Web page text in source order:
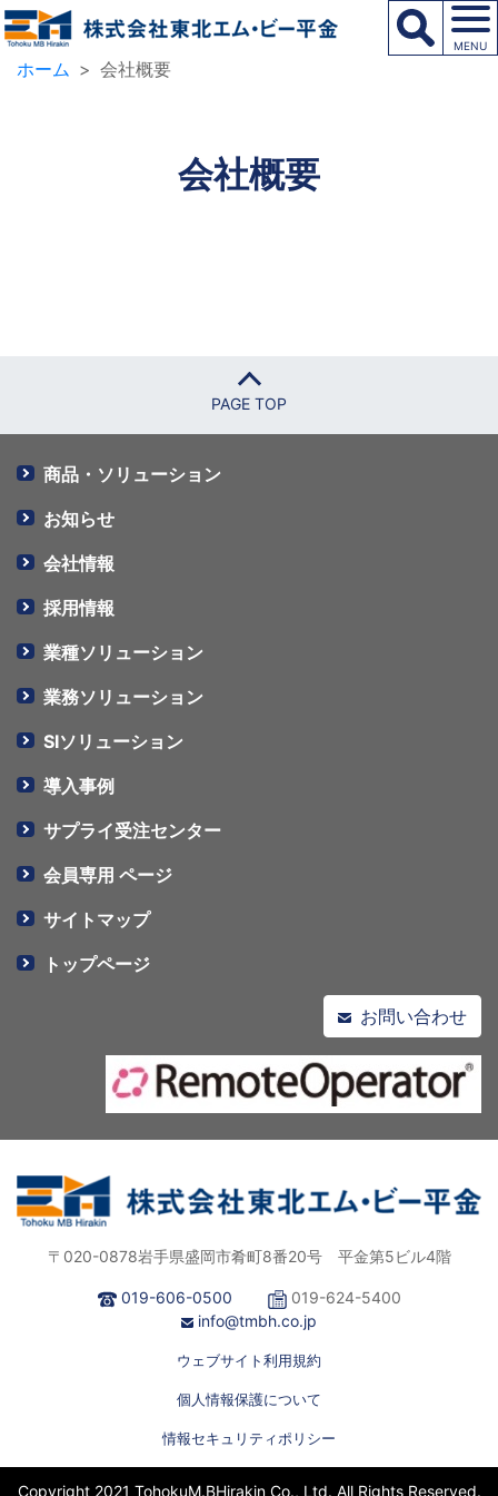
MENU
ホーム 会社概要
会社概要
PAGE TOP
商品・ソリューション
お知らせ
会社情報
採用情報
業種ソリューション
業務ソリューション
SIソリューション
導入事例
サプライ受注センター
会員専用 ページ
サイトマップ
トップページ
お問い合わせ
〒020-0878岩手県盛岡市肴町8番20号 平金第5ビル4階
019-606-0500
019-624-5400
info@tmbh.co.jp
ウェブサイト利用規約
個人情報保護について
情報セキュリティポリシー
Copyright 2021 TohokuM.BHirakin Co., Ltd. All Rights Reserved.